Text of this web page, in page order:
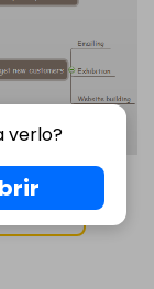
AHORA
verlo?